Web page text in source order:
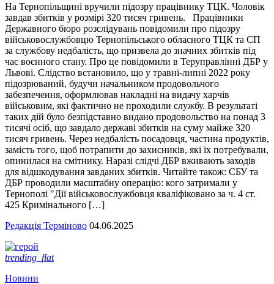
На Тернопільщині вручили підозру працівнику ТЦК. Чоловік
завдав збитків у розмірі 320 тисяч гривень. Працівники
Державного бюро розслідувань повідомили про підозру
військовослужбовцю Тернопільського обласного ТЦК та СП
за службову недбалість, що призвела до значних збитків під
час воєнного стану. Про це повідомили в Теруправлінні ДБР у
Львові. Слідство встановило, що у травні-липні 2022 року
підозрюваний, будучи начальником продовольчого
забезпечення, оформлював накладні на видачу харчів
військовим, які фактично не проходили службу. В результаті
таких дій було безпідставно видано продовольство на понад 3
тисячі осіб, що завдало державі збитків на суму майже 320
тисяч гривень. Через недбалість посадовця, частина продуктів,
замість того, щоб потрапити до захисників, які їх потребували,
опинилася на смітнику. Наразі слідчі ДБР вживають заходів
для відшкодування завданих збитків. Читайте також: СБУ та
ДБР проводили масштабну операцію: кого затримали у
Тернополі "Дії військовослужбовця кваліфіковано за ч. 4 ст.
425 Кримінального […]
Редакція Терміново 04.06.2025
trending_flat
Новини